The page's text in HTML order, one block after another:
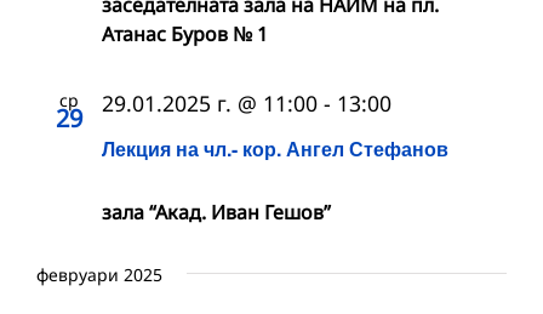
Атанас Буров № 1
ср
29
Лекция на чл.- кор. Ангел Стефанов
29.01.2025 г. @ 11:00 - 13:00
зала “Акад. Иван Гешов”
февруари 2025